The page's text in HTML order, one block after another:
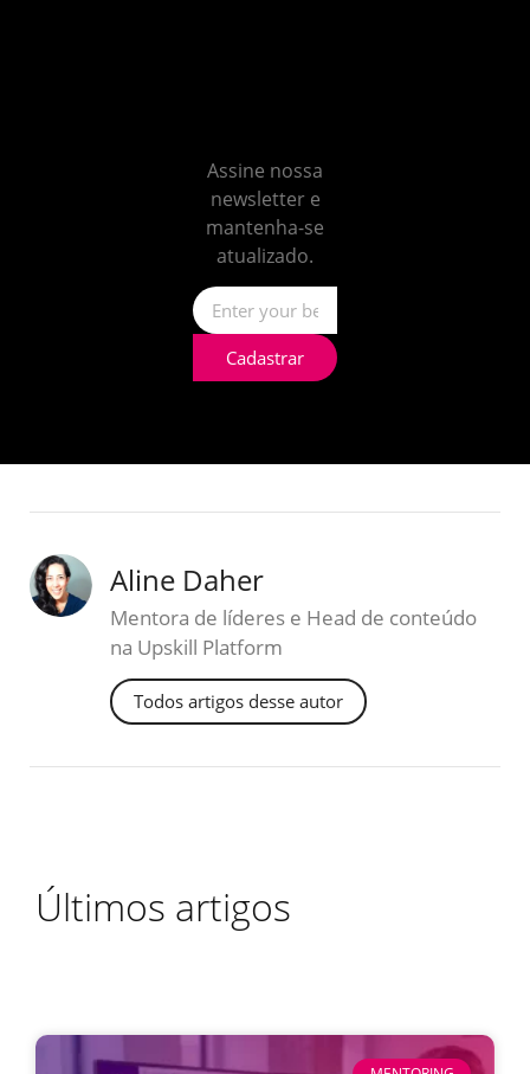
Assine nossa
newsletter e
mantenha-se
atualizado.
Cadastrar
Aline Daher
Mentora de líderes e Head de conteúdo
na Upskill Platform
Todos artigos desse autor
Últimos artigos